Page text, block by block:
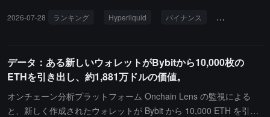
取引コスト、データ収集可能性などの次元に基づいて、株式デリバ
ル、24時間の取引高は約198.79億ドル、市場シェアは48.46%で
す。Hyperliquidのスコアは94.9、ポジション規模は約170.8億ド
ル、24時間の取引高は約56.68億ドル、市場シェアは13.82%です。
OKXのスコアは92.6、ポジション規模は約52.8億ドル、24時間の取
2026-07-28 ランキング Hyperliquid バイナンス バイビット
データ：ある新しいウォレットがBybitから10,000枚の
ETHを引き出し、約1,881万ドルの価値。
オンチェーン分析プラットフォーム Onchain Lens の監視による
と、新しく作成されたウォレットが Bybit から 10,000 ETH を引き